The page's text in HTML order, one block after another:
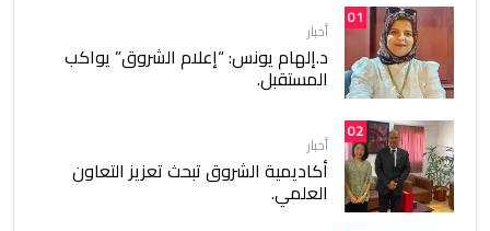
01
أخبار
د.إلهام يونس: “إعلام الشروق” يواكب
المستقبل.
02
أخبار
أكاديمية الشروق تبحث تعزيز التعاون
العلمي.